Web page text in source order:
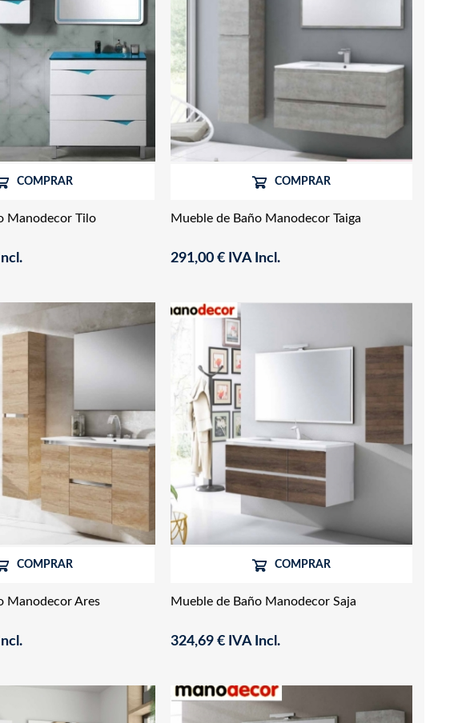
Manodecor Tilo
COMPRAR
Mueble de Baño Manodecor Taiga
291,00 € IVA Incl.
COMPRAR
Manodecor Ares
COMPRAR
Mueble de Baño Manodecor Saja
324,69 € IVA Incl.
COMPRAR